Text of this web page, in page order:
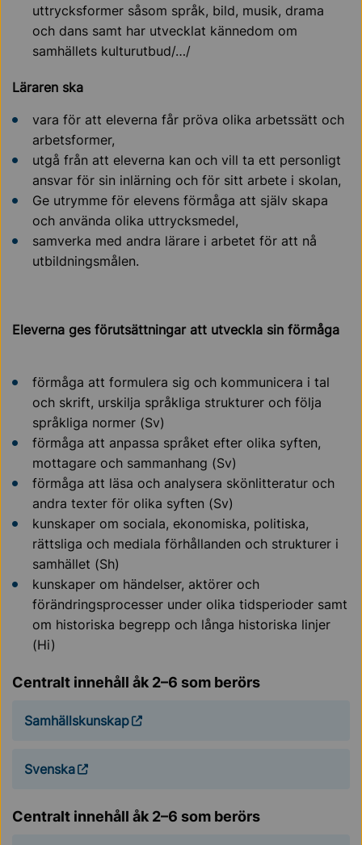
uttrycksformer såsom språk, bild, musik, drama
och dans samt har utvecklat kännedom om
samhällets kulturutbud/…/
Läraren ska
vara för att eleverna får pröva olika arbetssätt och
arbetsformer,
utgå från att eleverna kan och vill ta ett personligt
ansvar för sin inlärning och för sitt arbete i skolan,
Ge utrymme för elevens förmåga att själv skapa
och använda olika uttrycksmedel,
samverka med andra lärare i arbetet för att nå
utbildningsmålen.
Eleverna ges förutsättningar att utveckla sin förmåga
förmåga att formulera sig och kommunicera i tal
och skrift, urskilja språkliga strukturer och följa
språkliga normer (Sv)
förmåga att anpassa språket efter olika syften,
mottagare och sammanhang (Sv)
förmåga att läsa och analysera skönlitteratur och
andra texter för olika syften (Sv)
kunskaper om sociala, ekonomiska, politiska,
rättsliga och mediala förhållanden och strukturer i
samhället (Sh)
kunskaper om händelser, aktörer och
förändringsprocesser under olika tidsperioder samt
om historiska begrepp och långa historiska linjer
(Hi)
Centralt innehåll åk 2–6 som berörs
Samhällskunskap
Svenska
Centralt innehåll åk 2–6 som berörs